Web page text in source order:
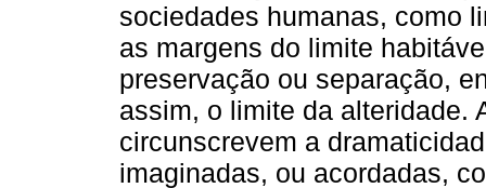
sociedades humanas, como
as margens do limite
preservação ou separação,
assim, o limite da alteridade.
circunscrevem a
imaginadas, ou acordadas,